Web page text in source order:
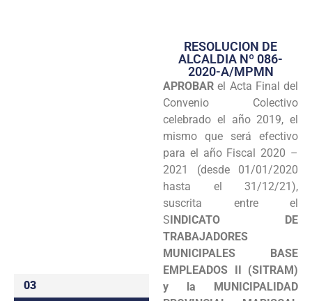
Transparencia
Seguridad
Programas
Intranet
03
RESOLUCION DE
ALCALDIA Nº 086-
2020-A/MPMN
APROBARel Acta Final del
Convenio Colectivo
celebrado el año 2019, el
mismo que será efectivo
para el año Fiscal 2020 –
2021 (desde 01/01/2020
hasta el 31/12/21),
suscrita entre el
SINDICATO DE
TRABAJADORES
MUNICIPALES BASE
EMPLEADOS II (SITRAM)
y la MUNICIPALIDAD